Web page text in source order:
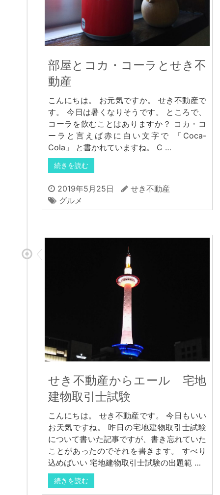
部屋とコカ・コーラとせき不
動産
こんにちは。 お元気ですか。 せき不動産で
す。 今日は暑くなりそうです。 ところで、
コーラを飲むことはありますか？ コカ・コ
ーラと言えば赤に白い文字で 「Coca-
Cola」 と書かれていますね。 C …
続きを読む
2019年5月25日
せき不動産
グルメ
せき不動産からエール 宅地
建物取引士試験
こんにちは。 せき不動産です。 今日もいい
お天気ですね。 昨日の宅地建物取引士試験
について書いた記事ですが、書き忘れていた
ことがあったのでそれを書きます。 すべり
込めばいい 宅地建物取引士試験の出題範 …
続きを読む